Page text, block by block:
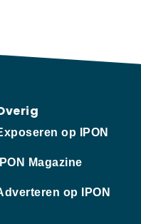
op IPON
IPON Magazine
op IPON